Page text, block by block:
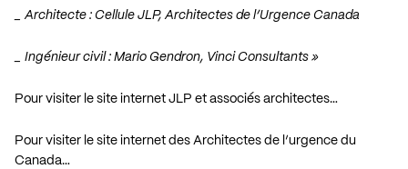
_ Architecte : Cellule JLP, Architectes de l’Urgence Canada
_ Ingénieur civil : Mario Gendron, Vinci Consultants »
Pour visiter le site internet JLP et associés architectes…
Pour visiter le site internet des Architectes de l’urgence du
Canada…